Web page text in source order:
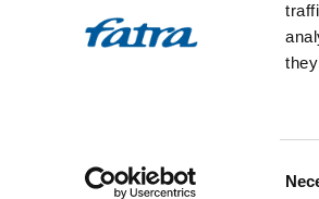
Volné pozice Ochrana oznamovatelů
vložka 4598. Společnost Fatra, a.s., je